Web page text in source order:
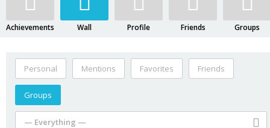
Achievements Wall Profile Friends Groups
Personal Mentions Favorites Friends
Groups
— Everything —